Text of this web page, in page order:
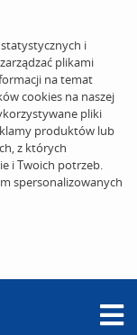
i
plikami
na temat
cookies na naszej
pliki
produktów lub
z których
i Twoich potrzeb.
spersonalizowanych